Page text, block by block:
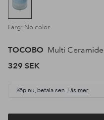
Färg: No color
TOCOBO Multi
329 SEK
Köp nu, betala sen. Läs mer